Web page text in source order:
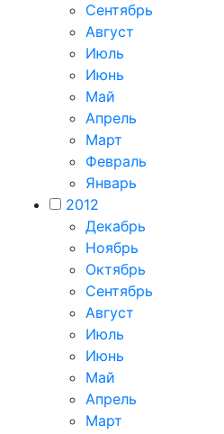
Сентябрь
Август
Июль
Июнь
Май
Апрель
Март
Февраль
Январь
2012
Декабрь
Ноябрь
Октябрь
Сентябрь
Август
Июль
Июнь
Май
Апрель
Март